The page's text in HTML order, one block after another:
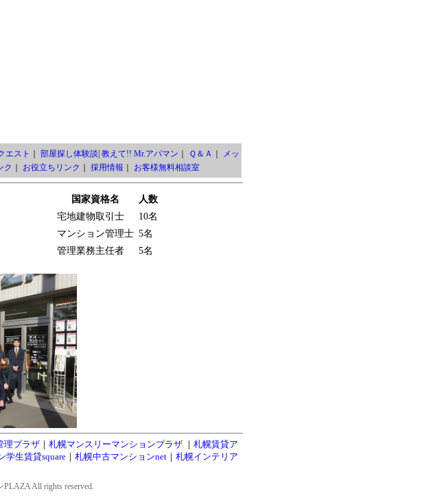
エスト 部屋探し体験談 教えて!! Mr.アパマン Ｑ＆Ａ
メッ
ク お役立ちリンク 採用情報 お客様無料相談室
国家資格名
人数
宅地建物取引士
10名
マンション管理士 5名
管理業務主任者
5名
理プラザ ｜ 札幌マンスリーマンションプラザ ｜ 札幌賃貸ア
学生賃貸square｜ 札幌中古マンションnet｜ 札幌インテリア
All rights reserved.